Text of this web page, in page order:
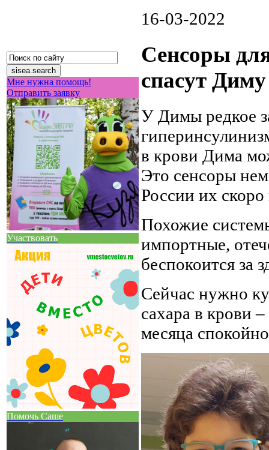
Мне нужна помощь!
Отправить заявку
Участвовать
Помочь Саше
16-03-2022
Сенсоры
спасут
У Димы редкое
в крови Дима
Это сенсоры
России их скоро
Похожие
импортные,
беспокоится за
Сейчас нужно
сахара в крови
месяца